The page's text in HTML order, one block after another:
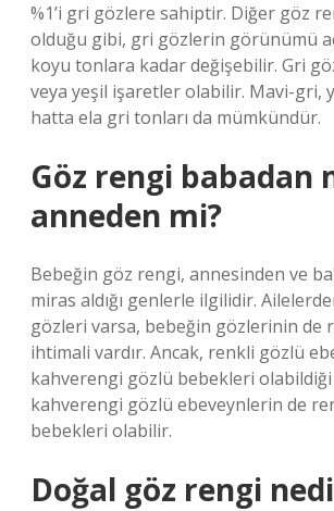
%1’i gri gözlere sahiptir. Diğer göz
olduğu gibi, gri gözlerin görünümü
koyu tonlara kadar değişebilir. Gri
veya yeşil işaretler olabilir. Mavi-gri,
hatta ela gri tonları da mümkündür.
Göz rengi babadan
anneden mi?
Bebeğin göz rengi, annesinden ve
miras aldığı genlerle ilgilidir.
gözleri varsa, bebeğin gözlerinin de
ihtimali vardır. Ancak, renkli gözlü
kahverengi gözlü bebekleri
kahverengi gözlü ebeveynlerin de
bebekleri olabilir.
Doğal göz rengi